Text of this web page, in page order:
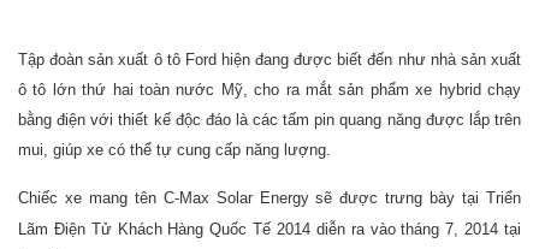
Tập đoàn sản xuất ô tô Ford hiện đang được biết đến như nhà sản xuất
ô tô lớn thứ hai toàn nước Mỹ, cho ra mắt sản phẩm xe hybrid chạy
bằng điện với thiết kế độc đáo là các tấm pin quang năng được lắp trên
mui, giúp xe có thể tự cung cấp năng lượng.
Chiếc xe mang tên C-Max Solar Energy sẽ được trưng bày tại Triển
Lãm Điện Tử Khách Hàng Quốc Tế 2014 diễn ra vào tháng 7, 2014 tại